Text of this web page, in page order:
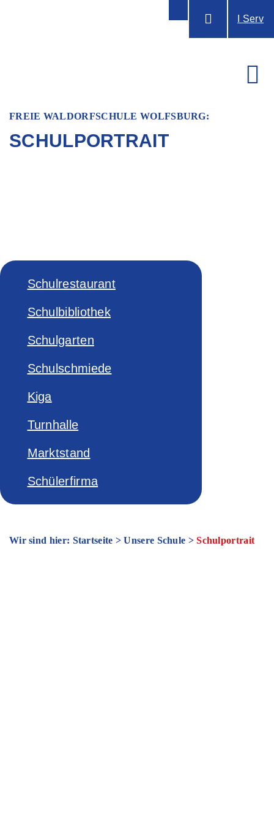
I Serv
FREIE WALDORFSCHULE WOLFSBURG:
SCHULPORTRAIT
Schulrestaurant
Schulbibliothek
Schulgarten
Schulschmiede
Kiga
Turnhalle
Marktstand
Schülerfirma
Wir sind hier: Startseite >Unsere Schule >Schulportrait